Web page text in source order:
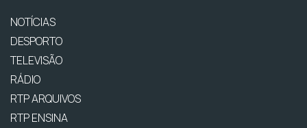
NOTÍCIAS
DESPORTO
TELEVISÃO
RÁDIO
RTP ARQUIVOS
RTP ENSINA